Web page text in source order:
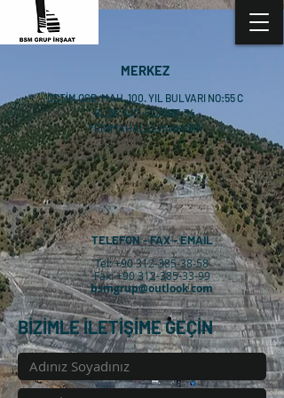
MERKEZ
OSTİM OSB. MAH. 100. YIL BULVARI NO:55 C
BLOK KAT:5 DAİRE:34
YENİMAHALLE/ANKARA
TELEFON - FAX - EMAİL
Tel:+90 312-385-38-58
Fax: +90 312-385-33-99
bsmgrup@outlook.com
BİZİMLE İLETİŞİME GEÇİN